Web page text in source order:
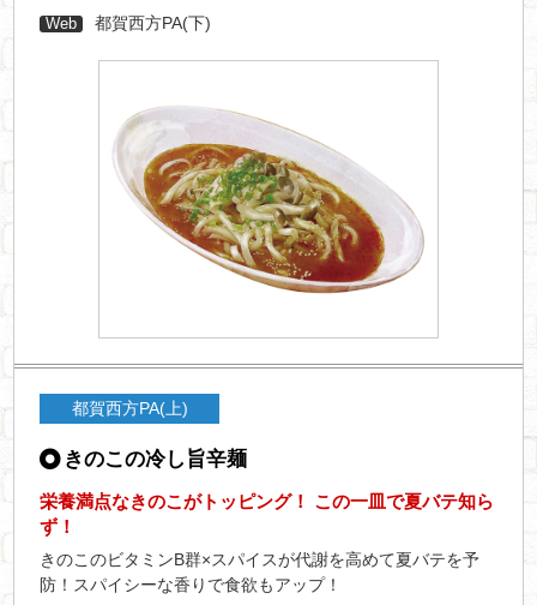
Web 都賀西方PA(下)
都賀西方PA(上)
きのこの冷し旨辛麺
栄養満点なきのこがトッピング！ この一皿で夏バテ知ら
ず！
きのこのビタミンB群×スパイスが代謝を高めて夏バテを予
防！スパイシーな香りで食欲もアップ！